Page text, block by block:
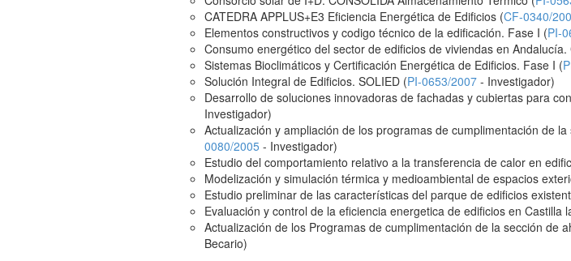
CATEDRA APPLUS+E3 Eficiencia Energética de Edificios (CF-0340/
Elementos constructivos y codigo técnico de la edificación. Fase I (PI-
Consumo energético del sector de edificios de viviendas en Andalucía.
Sistemas Bioclimáticos y Certificación Energética de Edificios. Fase I (
Solución Integral de Edificios. SOLIED (PI-0653/2007 - Investigador)
Desarrollo de soluciones innovadoras de fachadas y cubiertas para
Investigador)
Actualización y ampliación de los programas de cumplimentación de
0080/2005 - Investigador)
Estudio del comportamiento relativo a la transferencia de calor en
Modelización y simulación térmica y medioambiental de espacios
Estudio preliminar de las características del parque de edificios
Evaluación y control de la eficiencia energetica de edificios en Castilla
Actualización de los Programas de cumplimentación de la sección de
Becario)